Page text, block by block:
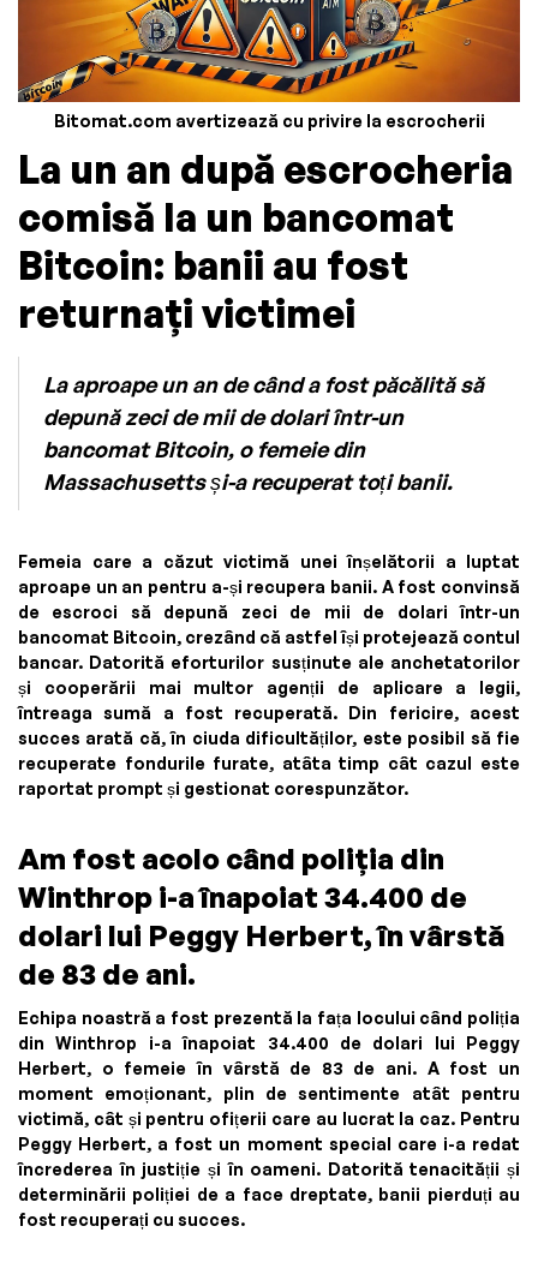
Bitomat.com avertizează cu privire la escrocherii
La un an după escrocheria
comisă la un bancomat
Bitcoin: banii au fost
returnați victimei
La aproape un an de când a fost păcălită să
depună zeci de mii de dolari într-un
bancomat Bitcoin, o femeie din
Massachusetts și-a recuperat toți banii.
Femeia care a căzut victimă unei înșelătorii a luptat
aproape un an pentru a-și recupera banii. A fost convinsă
de escroci să depună zeci de mii de dolari într-un
bancomat Bitcoin, crezând că astfel își protejează contul
bancar. Datorită eforturilor susținute ale anchetatorilor
și cooperării mai multor agenții de aplicare a legii,
întreaga sumă a fost recuperată. Din fericire, acest
succes arată că, în ciuda dificultăților, este posibil să fie
recuperate fondurile furate, atâta timp cât cazul este
raportat prompt și gestionat corespunzător.
Am fost acolo când poliția din
Winthrop i-a înapoiat 34.400 de
dolari lui Peggy Herbert, în vârstă
de 83 de ani.
Echipa noastră a fost prezentă la fața locului când poliția
din Winthrop i-a înapoiat 34.400 de dolari lui Peggy
Herbert, o femeie în vârstă de 83 de ani. A fost un
moment emoționant, plin de sentimente atât pentru
victimă, cât și pentru ofițerii care au lucrat la caz. Pentru
Peggy Herbert, a fost un moment special care i-a redat
încrederea în justiție și în oameni. Datorită tenacității și
determinării poliției de a face dreptate, banii pierduți au
fost recuperați cu succes.